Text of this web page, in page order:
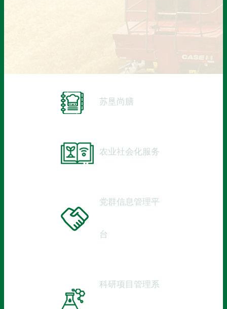
苏垦尚膳
农业社会化服务
党群信息管理平
台
科研项目管理系